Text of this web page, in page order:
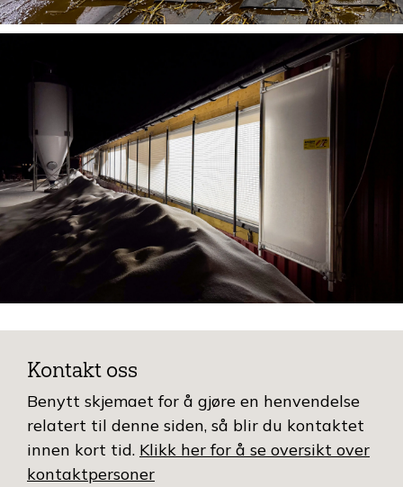
Kontakt oss
Benytt skjemaet for å gjøre en henvendelse
relatert til denne siden, så blir du kontaktet
innen kort tid. Klikk her for å se oversikt over
kontaktpersoner